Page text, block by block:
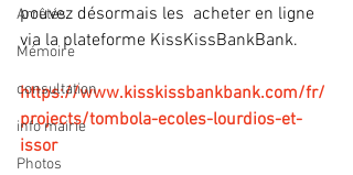
Arrêtés
Mémoire
consultation
info mairie
Photos
pouvez désormais les  acheter en ligne
via la plateforme KissKissBankBank.
https://www.kisskissbankbank.com/fr/
projects/tombola-ecoles-lourdios-et-
issor